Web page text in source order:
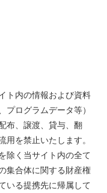
ト内の情報および資料
プログラムデータ等）
布、譲渡、貸与、翻
用を禁止いたします。
除く当サイト内の全て
集合体に関する財産権
いる提携先に帰属して